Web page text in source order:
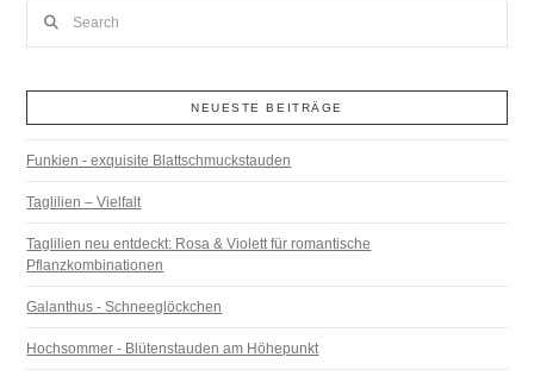
NEUESTE BEITRÄGE
Funkien - exquisite Blattschmuckstauden
Taglilien – Vielfalt
Taglilien neu entdeckt: Rosa & Violett für romantische
Pflanzkombinationen
Galanthus - Schneeglöckchen
Hochsommer - Blütenstauden am Höhepunkt